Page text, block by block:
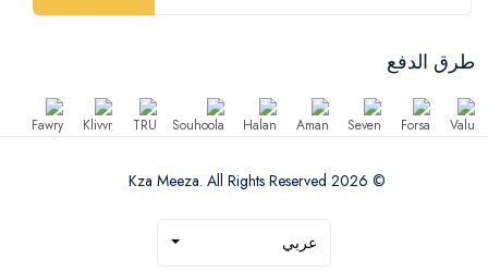
طرق الدفع
© 2026 Kza Meeza. All Rights Reserved
عربي